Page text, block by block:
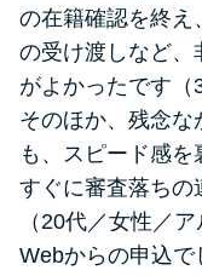
の在籍確認を終え
の受け渡しなど、
がよかったです（
そのほか、残念な
も、スピード感を
すぐに審査落ちの
（20代／女性／ア
Webからの申込